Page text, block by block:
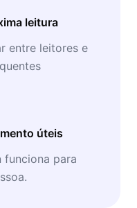
leitura
entre leitores e
úteis
funciona para